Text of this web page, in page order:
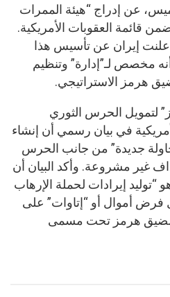
عن إدراج “هيئة الممرات
قائمة العقوبات الأمريكية.
إيران عن تأسيس هذا
مخصص لـ”إدارة” وتنظيم
هرمز الاستراتيجي.
لتمويل الحرس الثوري
في بيان رسمي أن إنشاء
جديدة” من جانب الحرس
غير مشروعة. وأكد البيان أن
“توليد إيرادات لحملة الإرهاب
فرض أموال أو “إتاوات” على
مضيق هرمز تحت مسمى